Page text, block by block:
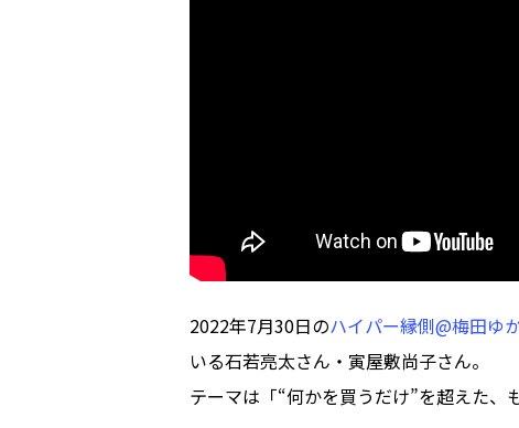
2022年7月30日のハイパー縁側@梅田ゆ
いる石若亮太さん・寅屋敷尚子さん。
テーマは「“何かを買うだけ”を超えた、